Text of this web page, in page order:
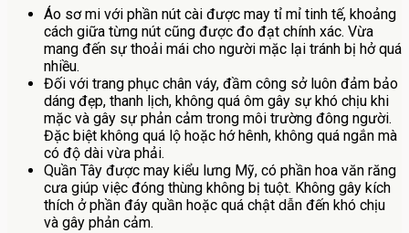
Áo sơ mi với phần nút cài được may tỉ mỉ tinh tế, khoảng
cách giữa từng nút cũng được đo đạt chính xác. Vừa
mang đến sự thoải mái cho người mặc lại tránh bị hở quá
nhiều.
Đối với trang phục chân váy, đầm công sở luôn đảm bảo
dáng đẹp, thanh lịch, không quá ôm gây sự khó chịu khi
mặc và gây sự phản cảm trong môi trường đông người.
Đặc biệt không quá lộ hoặc hớ hênh, không quá ngắn mà
có độ dài vừa phải.
Quần Tây được may kiểu lưng Mỹ, có phần hoa văn răng
cưa giúp việc đóng thùng không bị tuột. Không gây kích
thích ở phần đáy quần hoặc quá chật dẫn đến khó chịu
và gây phản cảm.